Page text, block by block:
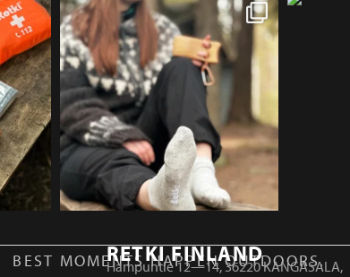
BEST MOMENTS HAPPEN OUTDOORS.
RETKI FINLAND
Hampuntie 12—14, 36220 KANGASALA,